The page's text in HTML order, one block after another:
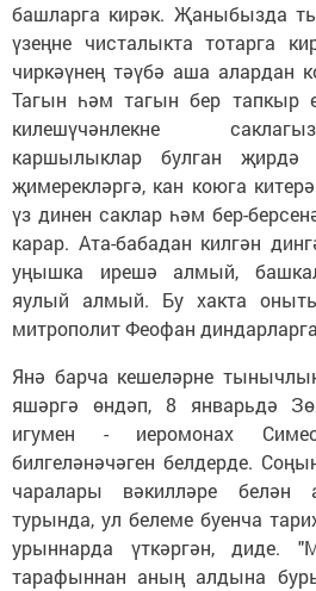
башларга кирәк. Җаныбызда
үзеңне чисталыкта тотарга
чиркәүнең тәүбә аша алардан
Тагын һәм тагын бер тапкыр
килешүчәнлекне
каршылыклар булган
җимерекләргә, кан коюга
үз динен саклар һәм бер-
карар. Ата-бабадан килгән
уңышка ирешә алмый,
яулый алмый. Бу хакта
митрополит Феофан
Янә барча кешеләрне
яшәргә өндәп, 8 январьдә
игумен - иеромонах
билгеләнәчәген белдерде.
чаралары вәкилләре белән
турында, ул белеме буенча
урыннарда үткәргән, диде.
тарафыннан аның алдына